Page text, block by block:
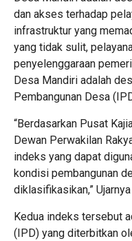
dan akses terhadap
infrastruktur yang
yang tidak sulit,
penyelenggaraan
Desa Mandiri adalah
Pembangunan Desa
“Berdasarkan Pusat
Dewan Perwakilan
indeks yang dapat
kondisi pembangunan
diklasifikasikan,”
Kedua indeks tersebut
(IPD) yang diterbitkan